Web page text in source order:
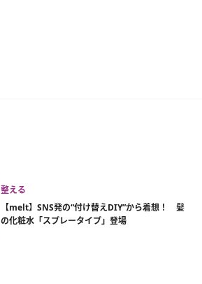
整える
【melt】SNS発の“付け替えDIY”から着想！ 髪
の化粧水「スプレータイプ」登場